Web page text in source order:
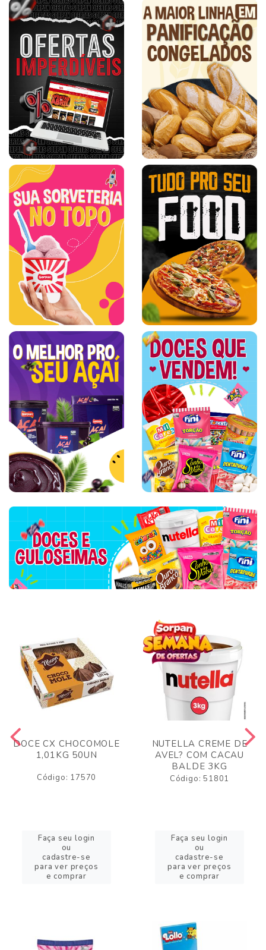
DOCE CX CHOCOMOLE
1,01KG 50UN
Código: 17570
Faça seu login
ou
cadastre-se
para ver preços
e comprar
NUTELLA CREME DE
AVEL? COM CACAU
BALDE 3KG
Código: 51801
Faça seu login
ou
cadastre-se
para ver preços
e comprar